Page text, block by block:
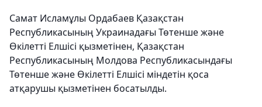
Самат Исламұлы Ордабаев Қазақстан
Республикасының Украинадағы Төтенше және
Өкілетті Елшісі қызметінен, Қазақстан
Республикасының Молдова Республикасындағы
Төтенше және Өкілетті Елшісі міндетін қоса
атқарушы қызметінен босатылды.